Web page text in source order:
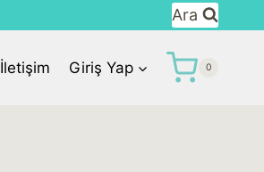
Ara
İletişim Giriş Yap 0